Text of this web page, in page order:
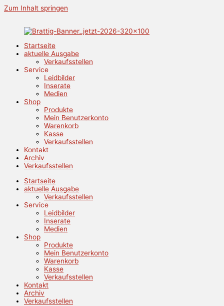
Zum Inhalt springen
Startseite
aktuelle Ausgabe
Verkaufsstellen
Service
Leidbilder
Inserate
Medien
Shop
Produkte
Mein Benutzerkonto
Warenkorb
Kasse
Verkaufsstellen
Kontakt
Archiv
Verkaufsstellen
Startseite
aktuelle Ausgabe
Verkaufsstellen
Service
Leidbilder
Inserate
Medien
Shop
Produkte
Mein Benutzerkonto
Warenkorb
Kasse
Verkaufsstellen
Kontakt
Archiv
Verkaufsstellen